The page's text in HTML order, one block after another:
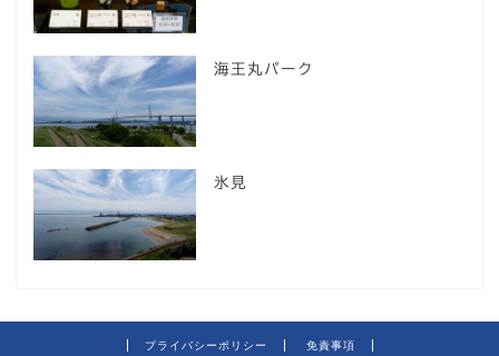
海王丸パーク
氷見
プライバシーポリシー 免責事項